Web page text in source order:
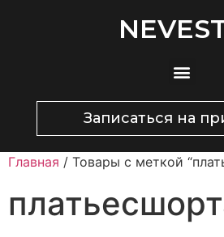
Записаться на
Главная / Товары с меткой